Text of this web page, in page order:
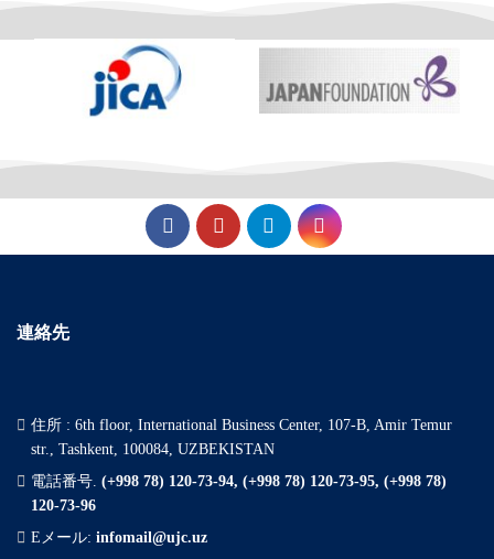
連絡先
住所 : 6th floor, International Business Center, 107-B, Amir Temur
str., Tashkent, 100084, UZBEKISTAN
電話番号. (+998 78) 120-73-94, (+998 78) 120-73-95, (+998 78)
120-73-96
Eメール: infomail@ujc.uz